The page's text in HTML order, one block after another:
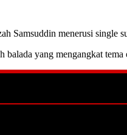
Samsuddin menerusi single
yang mengangkat